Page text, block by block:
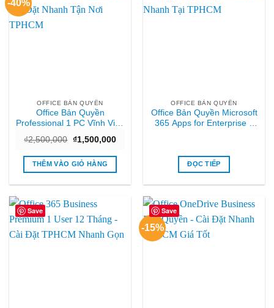
-40%
OFFICE BẢN QUYỀN
Office Bản Quyền
Professional 1 PC Vĩnh Viễn
TPHCM
₫2,500,000 Giá
gốc
là:
₫2,500,000.
₫1,500,000Giá
tại
₫1,500,000.
THÊM VÀO GIỎ HÀNG
OFFICE BẢN QUYỀN
Office Bản Quyền Microsoft
365 Apps for Enterprise –
ĐỌC TIẾP
Save Save
-15%